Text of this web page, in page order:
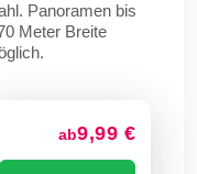
Panoramen bis
Meter Breite
ab9,99 €